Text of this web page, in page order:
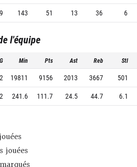
143 51 13 36 6
l'équipe
G Min Pts Ast Reb Stl
19811 9156 2013 3667 501
241.6 111.7 24.5 44.7 6.1
jouées